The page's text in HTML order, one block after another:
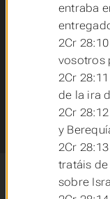
entraba
2Cr
vosotros
2Cr
de la ira
2Cr
y
2Cr
tratáis
sobre